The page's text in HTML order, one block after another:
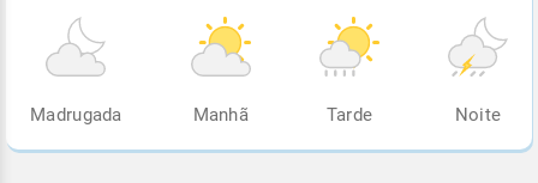
Madrugada Manhã Tarde Noite